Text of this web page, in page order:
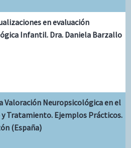
en evaluación
Infantil. Dra. Daniela Barzallo
Valoración Neuropsicológica en el
Tratamiento. Ejemplos Prácticos.
(España)